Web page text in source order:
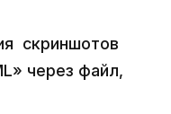
скриншотов
через файл,